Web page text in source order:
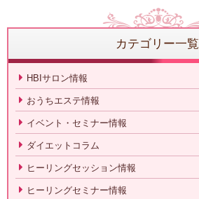
カテゴリー一覧
HBIサロン情報
おうちエステ情報
イベント・セミナー情報
ダイエットコラム
ヒーリングセッション情報
ヒーリングセミナー情報